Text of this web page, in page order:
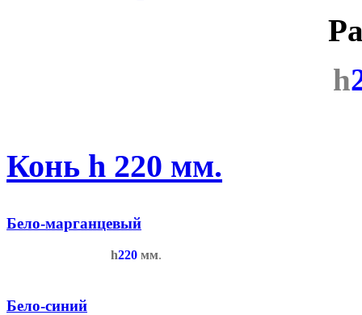
h
Конь h 220 мм.
Бело-марганцевый
h220мм.
Бело-синий